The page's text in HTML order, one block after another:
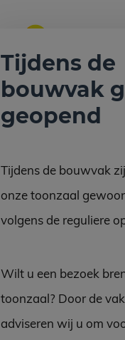
Nieuws
Tijdens de
bouwvak
geopend
Tijdens de bouwvak
onze toonzaal
volgens de reguliere
Wilt u een bezoek
toonzaal? Door de
adviseren wij u om